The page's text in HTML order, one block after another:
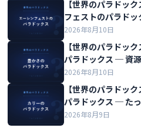
【世界のパラドッ
フェストのパラド
盤の円周率が π でな
2026年8月10日
【世界のパラドッ
パラドックス ─ 資
ほど貧しくなる
2026年8月10日
【世界のパラドッ
パラドックス ─ た
ゆる主張を証明できる
2026年8月9日